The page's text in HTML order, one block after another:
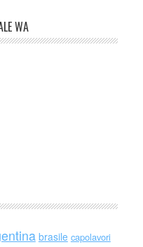
WA
brasile capolavori